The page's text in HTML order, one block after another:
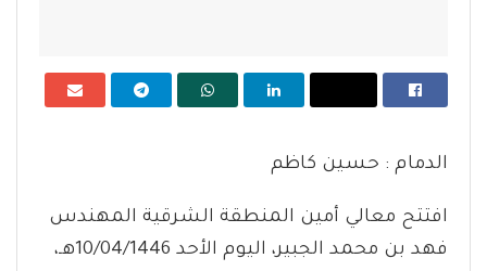
الدمام : حسين كاظم
افتتح معالي أمين المنطقة الشرقية المهندس
فهد بن محمد الجبير، اليوم الأحد 10/04/1446هـ،